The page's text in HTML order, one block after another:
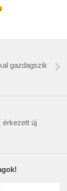
gazdagszik
érkezett új